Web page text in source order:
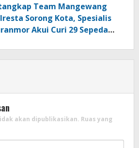
Team Mangewang
Sorong Kota, Spesialis
Akui Curi 29 Sepeda
akan dipublikasikan. Ruas yang